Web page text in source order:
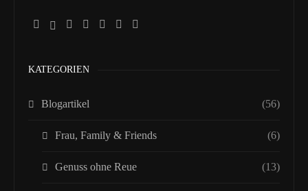
KATEGORIEN
Blogartikel (56)
Frau, Family & Friends (6)
Genuss ohne Reue (13)